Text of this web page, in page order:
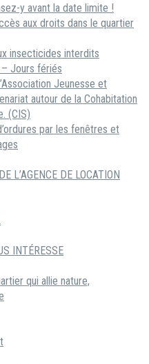
y avant la date limite !
aux droits dans le quartier
insecticides interdits
Jours fériés
Jeunesse et
autour de la Cohabitation
(CIS)
par les fenêtres et
L’AGENCE DE LOCATION
INTÉRESSE
qui allie nature,